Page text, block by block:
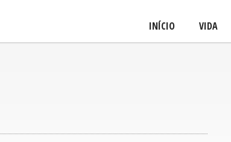
INÍCIO VIDA